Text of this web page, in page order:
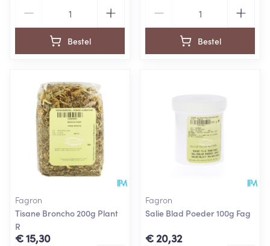
Bestel Bestel
Fagron
Tisane Broncho 200g Plant
R
€ 15,30
Fagron
Salie Blad Poeder 100g Fag
€ 20,32